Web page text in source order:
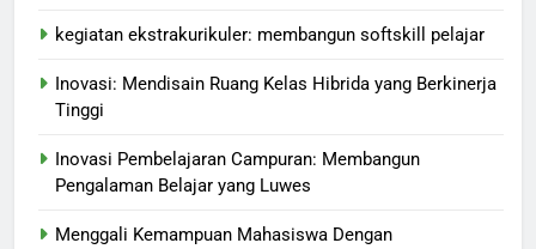
kegiatan ekstrakurikuler: membangun softskill pelajar
Inovasi: Mendisain Ruang Kelas Hibrida yang Berkinerja
Tinggi
Inovasi Pembelajaran Campuran: Membangun
Pengalaman Belajar yang Luwes
Menggali Kemampuan Mahasiswa Dengan